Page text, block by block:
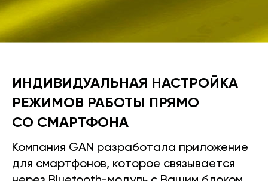
ИНДИВИДУАЛЬНАЯ НАСТРОЙКА
РЕЖИМОВ РАБОТЫ ПРЯМО
СО СМАРТФОНА
Компания GAN разработала приложение
для смартфонов, которое связывается